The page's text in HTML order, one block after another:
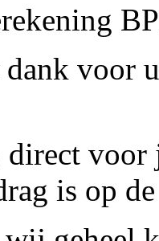
voor
voor
is op